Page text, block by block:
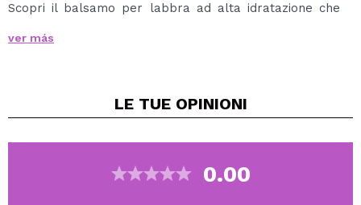
Scopri il balsamo per labbra ad alta idratazione che
protettivo nutrizionale.
fornendo un'idratazione intensa e duratura.
Nutriente e idratante: il suo alto contenuto di oli
protettiva che mantiene le labbra morbide e
ver más
LE TUE OPINIONI
0.00